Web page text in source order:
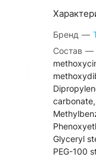
Бренд —
Состав —
Glyceryl
PEG-100